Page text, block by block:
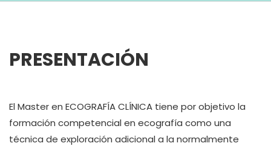
PRESENTACIÓN
El Master en ECOGRAFÍA CLÍNICA tiene por objetivo la
formación competencial en ecografía como una
técnica de exploración adicional a la normalmente